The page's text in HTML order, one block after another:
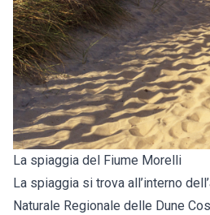
La spiaggia del Fiume Morelli
La spiaggia si trova all’interno
Naturale Regionale delle Dune